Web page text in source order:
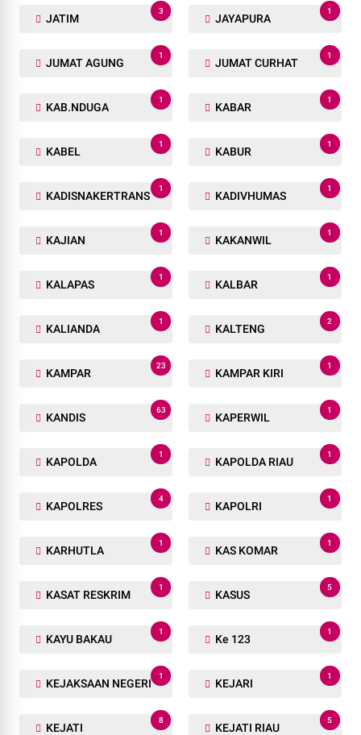
JATIM
3
JAYAPURA
1
JUMAT AGUNG
1
JUMAT CURHAT
1
KAB.NDUGA
1
KABAR
1
KABEL
1
KABUR
1
KADISNAKERTRANS
1
KADIVHUMAS
1
KAJIAN
1
KAKANWIL
1
KALAPAS
1
KALBAR
1
KALIANDA
1
KALTENG
2
KAMPAR
23
KAMPAR KIRI
1
KANDIS
63
KAPERWIL
1
KAPOLDA
1
KAPOLDA RIAU
1
KAPOLRES
4
KAPOLRI
1
KARHUTLA
1
KAS KOMAR
1
KASAT RESKRIM
1
KASUS
5
KAYU BAKAU
1
Ke 123
1
KEJAKSAAN NEGERI
1
KEJARI
1
KEJATI
8
KEJATI RIAU
5